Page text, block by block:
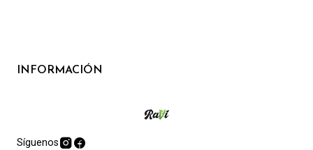
INFORMACIÓN
Síguenos